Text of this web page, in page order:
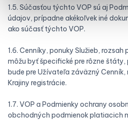
1.5. Súčasťou týchto VOP sú aj
údajov, prípadne akékoľvek iné
ako súčasť týchto VOP.
1.6. Cenníky, ponuky Služieb,
môžu byť špecifické pre rôzne
bude pre Užívateľa záväzný Cenník,
Krajiny registrácie.
1.7. VOP a Podmienky ochrany
obchodných podmienok platiacich